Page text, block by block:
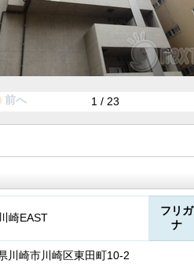
1 / 23
前へ
崎EAST
フリガ
ナ
川崎市川崎区東田町10-2